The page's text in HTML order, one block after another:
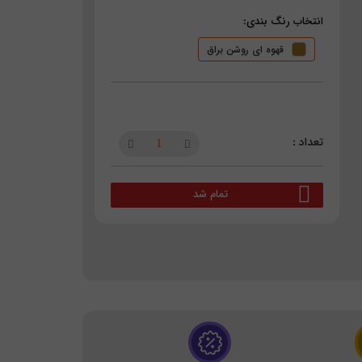
انتخاب رنگ بندی:
قهوه ای روشن براق
تمام شد